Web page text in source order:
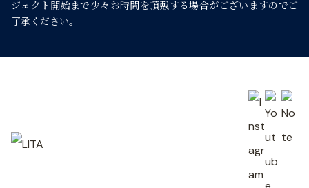
ョ
ン
ジェクト開始まで少々お時間を頂戴する場合がございますのでご
了承ください。